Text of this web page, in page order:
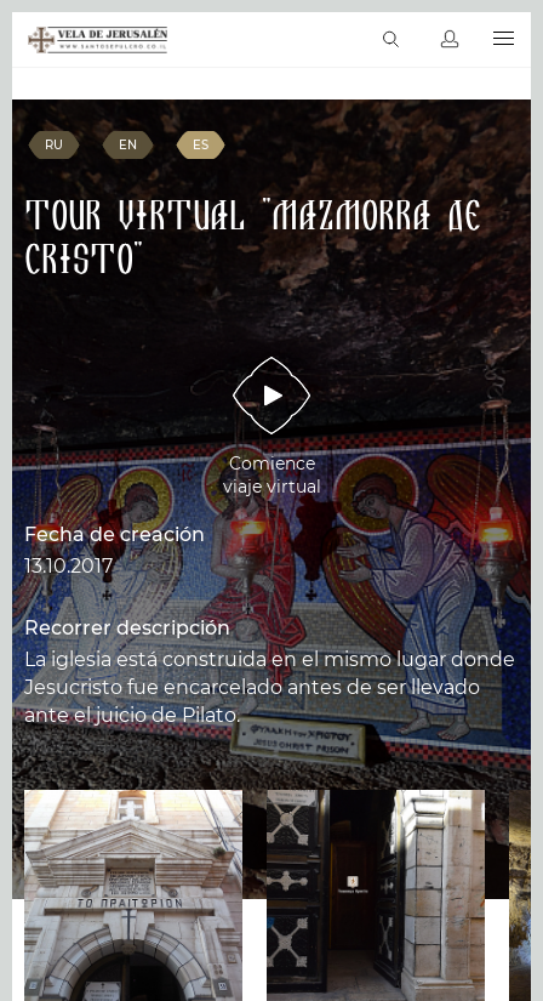
Viajes virtuales La Biblia en línea
ES
RU EN ES
Tour virtual "Mazmorra De
Cristo"
Comience
viaje virtual
Fecha de creación
13.10.2017
Recorrer descripción
La iglesia está construida en el mismo lugar donde
Jesucristo fue encarcelado antes de ser llevado
ante el juicio de Pilato.